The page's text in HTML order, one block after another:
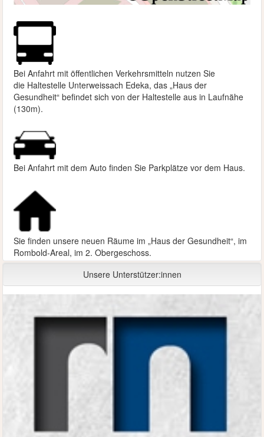
Bei Anfahrt mit öffentlichen Verkehrsmitteln nutzen Sie
die Haltestelle Unterweissach Edeka, das „Haus der
Gesundheit“ befindet sich von der Haltestelle aus in Laufnähe
(130m).
Bei Anfahrt mit dem Auto finden Sie Parkplätze vor dem Haus.
Sie finden unsere neuen Räume im „Haus der Gesundheit“, im
Rombold-Areal, im 2. Obergeschoss.
Unsere Unterstützer:innen